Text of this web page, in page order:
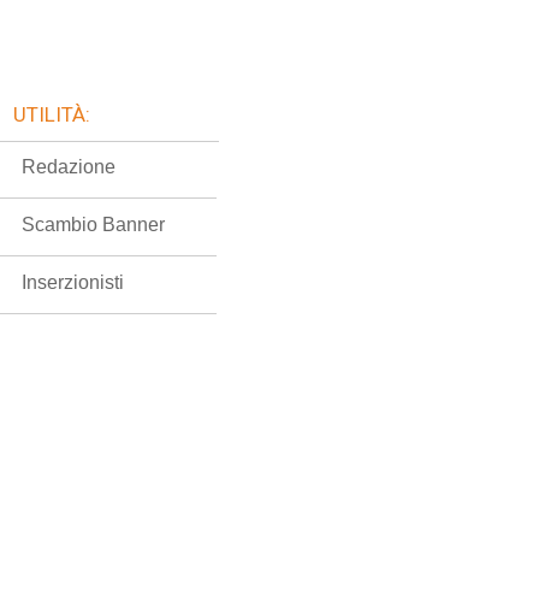
UTILITÀ:
Redazione
Scambio Banner
Inserzionisti